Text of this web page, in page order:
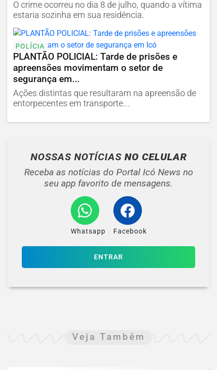
O crime ocorreu no dia 8 de julho, quando a vítima
estaria sozinha em sua residência.
POLÍCIA
PLANTÃO POLICIAL: Tarde de prisões e
apreensões movimentam o setor de
segurança em...
Ações distintas que resultaram na apreensão de
entorpecentes em transporte...
NOSSAS NOTÍCIAS NO CELULAR
Receba as notícias do Portal Icó News no
seu app favorito de mensagens.
Whatsapp Facebook
ENTRAR
Veja Também